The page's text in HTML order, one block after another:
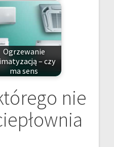
Ogrzewanie
– czy
ma sens
nie